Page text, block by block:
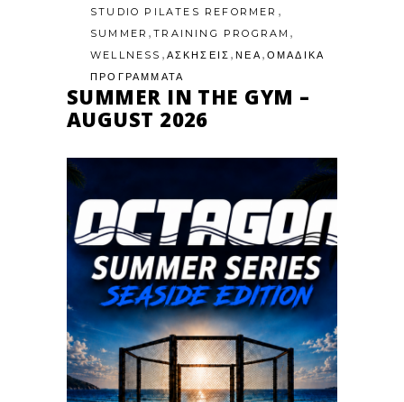
STUDIO PILATES REFORMER ,
SUMMER ,TRAINING PROGRAM ,
WELLNESS , ΑΣΚΗΣΕΙΣ ,ΝΕΑ , ΟΜΑΔΙΚΑ
ΠΡΟΓΡΑΜΜΑΤΑ
SUMMER IN THE GYM –
AUGUST 2026